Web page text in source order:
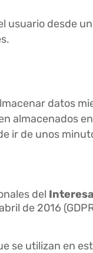
usuario desde
datos
almacenados
ir de unos
del
de 2016
se utilizan en